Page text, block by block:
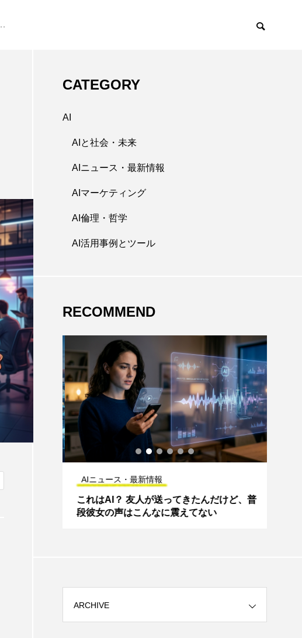
CATEGORY
AI
AIと社会・未来
AIニュース・最新情報
AIマーケティング
AI倫理・哲学
AI活用事例とツール
RECOMMEND
AIニュース・最新情報
これはAI？ 友人が送ってきたんだけど、普
段彼女の声はこんなに震えてない
ARCHIVE